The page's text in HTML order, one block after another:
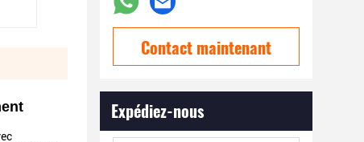
Contact maintenant
Expédiez-nous